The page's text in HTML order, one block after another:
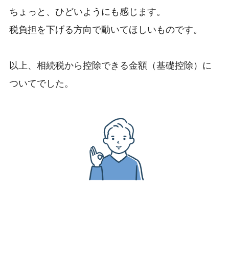
ちょっと、ひどいようにも感じます。
税負担を下げる方向で動いてほしいものです。
以上、相続税から控除できる金額（基礎控除）に
ついてでした。